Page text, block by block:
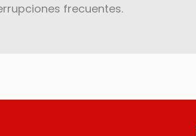
frecuentes.